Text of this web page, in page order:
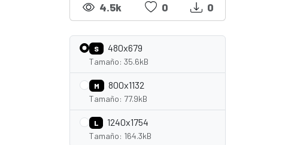
4.5k 0 0
S 480x679
Tamaño: 35.6kB
M 800x1132
Tamaño: 77.9kB
L 1240x1754
Tamaño: 164.3kB